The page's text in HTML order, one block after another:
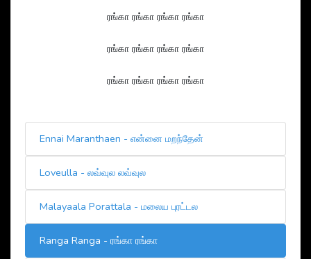
ரங்கா ரங்கா ரங்கா ரங்கா
ரங்கா ரங்கா ரங்கா ரங்கா
ரங்கா ரங்கா ரங்கா ரங்கா
Ennai Maranthaen - என்னை மறந்தேன்
Loveulla - லவ்வுல லவ்வுல
Malayaala Porattala - மலைய புரட்டல
Ranga Ranga - ரங்கா ரங்கா